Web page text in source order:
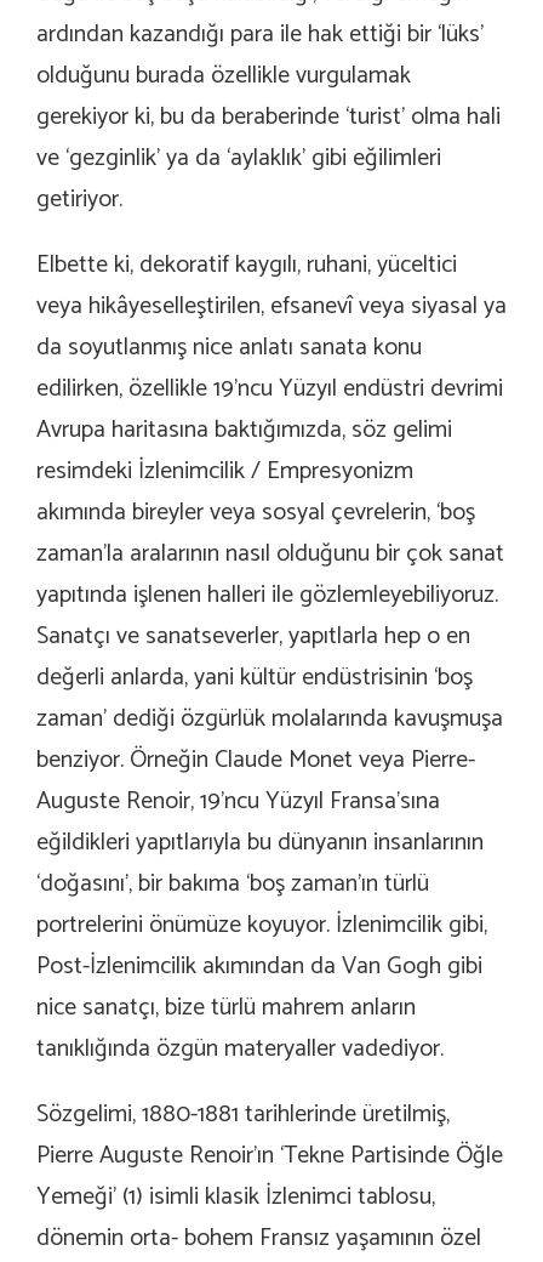
ardından kazandığı para ile hak ettiği bir ‘lüks’
olduğunu burada özellikle vurgulamak
gerekiyor ki, bu da beraberinde ‘turist’ olma hali
ve ‘gezginlik’ ya da ‘aylaklık’ gibi eğilimleri
getiriyor.
Elbette ki, dekoratif kaygılı, ruhani, yüceltici
veya hikâyeselleştirilen, efsanevî veya siyasal ya
da soyutlanmış nice anlatı sanata konu
edilirken, özellikle 19’ncu Yüzyıl endüstri devrimi
Avrupa haritasına baktığımızda, söz gelimi
resimdeki İzlenimcilik / Empresyonizm
akımında bireyler veya sosyal çevrelerin, ‘boş
zaman’la aralarının nasıl olduğunu bir çok sanat
yapıtında işlenen halleri ile gözlemleyebiliyoruz.
Sanatçı ve sanatseverler, yapıtlarla hep o en
değerli anlarda, yani kültür endüstrisinin ‘boş
zaman’ dediği özgürlük molalarında kavuşmuşa
benziyor. Örneğin Claude Monet veya Pierre-
Auguste Renoir, 19’ncu Yüzyıl Fransa’sına
eğildikleri yapıtlarıyla bu dünyanın insanlarının
‘doğasını’, bir bakıma ‘boş zaman’ın türlü
portrelerini önümüze koyuyor. İzlenimcilik gibi,
Post-İzlenimcilik akımından da Van Gogh gibi
nice sanatçı, bize türlü mahrem anların
tanıklığında özgün materyaller vadediyor.
Sözgelimi, 1880-1881 tarihlerinde üretilmiş,
Pierre Auguste Renoir’ın ‘Tekne Partisinde Öğle
Yemeği’(1) isimli klasik İzlenimci tablosu,
dönemin orta- bohem Fransız yaşamının özel